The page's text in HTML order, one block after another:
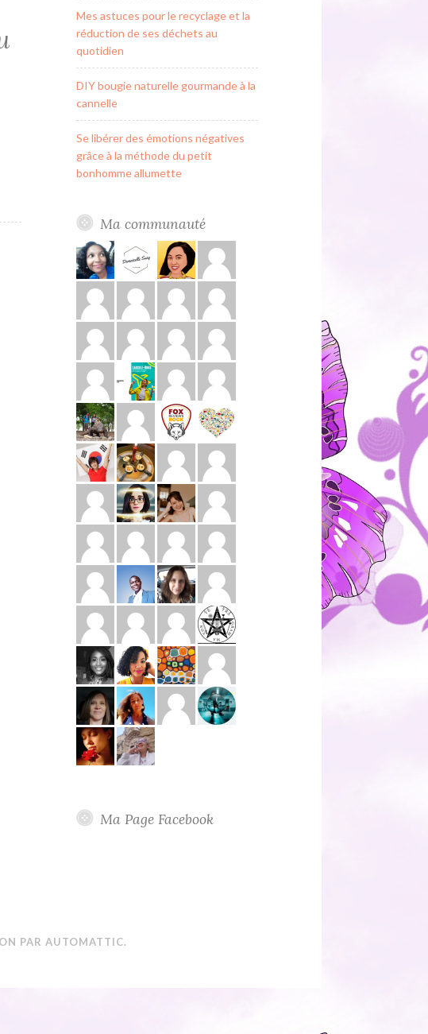
Mes astuces pour le recyclage et la
réduction de ses déchets au
quotidien
DIY bougie naturelle gourmande à la
cannelle
Se libérer des émotions négatives
grâce à la méthode du petit
bonhomme allumette
Ma communauté
Ma Page Facebook
PARAUTOMATTIC.